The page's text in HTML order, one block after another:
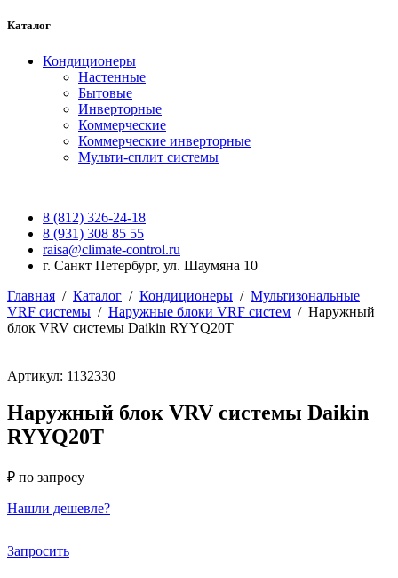
Каталог
Кондиционеры
Настенные
Бытовые
Инверторные
Коммерческие
Коммерческие инверторные
Мульти-сплит системы
8 (812) 326-24-18
8 (931) 308 85 55
raisa@climate-control.ru
г. Санкт Петербург, ул. Шаумяна 10
Главная / Каталог / Кондиционеры / Мультизональные
VRF системы / Наружные блоки VRF систем / Наружный
блок VRV системы Daikin RYYQ20T
Артикул: 1132330
Наружный блок VRV системы Daikin
RYYQ20T
₽ по запросу
Нашли дешевле?
Запросить